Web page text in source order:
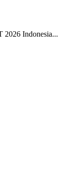
2026 Indonesia...